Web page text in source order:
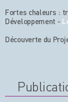
Fortes chaleurs :
Développement -
Découverte du